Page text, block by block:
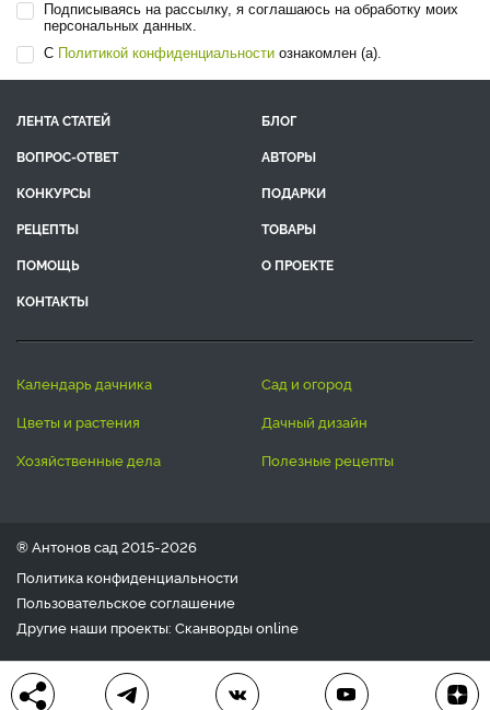
Подписываясь на рассылку, я соглашаюсь на обработку моих
персональных данных.
С Политикой конфиденциальности ознакомлен (а).
ЛЕНТА СТАТЕЙ
БЛОГ
ВОПРОС-ОТВЕТ
АВТОРЫ
КОНКУРСЫ
ПОДАРКИ
РЕЦЕПТЫ
ТОВАРЫ
ПОМОЩЬ
О ПРОЕКТЕ
КОНТАКТЫ
календарь дачника
сад и огород
цветы и растения
дачный дизайн
хозяйственные дела
полезные рецепты
® Антонов сад 2015-2026
Политика конфиденциальности
Пользовательское соглашение
Другие наши проекты: Сканвордыonline
Любое использование материала допускается только с
письменного согласия редакции